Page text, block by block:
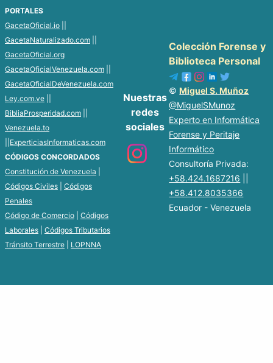
PORTALES
GacetaOficial.io
GacetaNaturalizado.com
GacetaOficial.org
GacetaOficialVenezuela.com
GacetaOficialDeVenezuela.com
Ley.com.ve
BibliaProsperidad.com
Venezuela.to
ExperticiasInformaticas.com
CÓDIGOS CONCORDADOS
Constitución de Venezuela
Códigos Civiles
Códigos
Penales
Código de Comercio
Códigos
Laborales
Códigos Tributarios
Tránsito Terrestre
LOPNNA
Nuestras
redes
sociales
Colección Forense y
Biblioteca Personal
©Miguel S. Muñoz
@MiguelSMunoz
Experto en Informática
Forense y Peritaje
Informático
Consultoría Privada:
+58.424.1687216
+58.412.8035366
Ecuador - Venezuela